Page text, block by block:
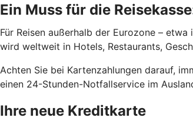
Ein Muss für die
Für Reisen außerhalb der Eurozone –
wird weltweit in Hotels, Restaurants,
Achten Sie bei Kartenzahlungen darauf,
einen 24-Stunden-Notfallservice im
Ihre neue Kreditkarte